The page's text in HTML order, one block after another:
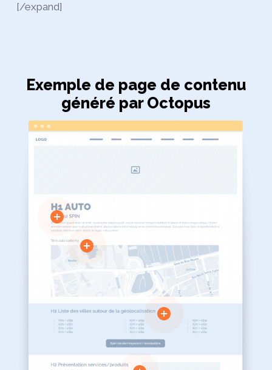
[/expand]
Exemple de page de contenu
généré par Octopus